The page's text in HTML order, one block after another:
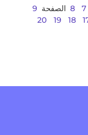
7
8 الصفحة 9
18
19
20